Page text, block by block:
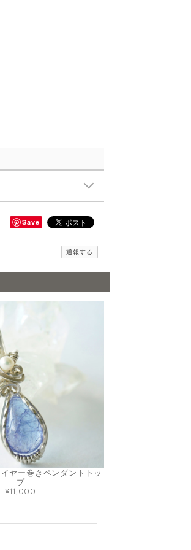
Save
通報する
ヤー巻きペンダントトッ
プ
¥11,000